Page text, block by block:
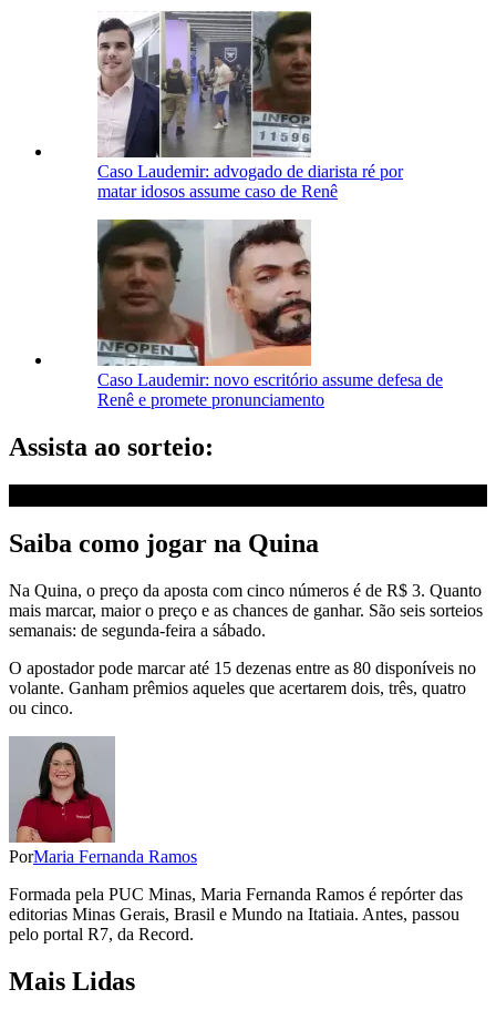
Caso Laudemir: advogado de diarista ré por
matar idosos assume caso de Renê
Caso Laudemir: novo escritório assume defesa de
Renê e promete pronunciamento
Assista ao sorteio:
Saiba como jogar na Quina
Na Quina, o preço da aposta com cinco números é de R$ 3. Quanto
mais marcar, maior o preço e as chances de ganhar. São seis sorteios
semanais: de segunda-feira a sábado.
O apostador pode marcar até 15 dezenas entre as 80 disponíveis no
volante. Ganham prêmios aqueles que acertarem dois, três, quatro
ou cinco.
PorMaria Fernanda Ramos
Formada pela PUC Minas, Maria Fernanda Ramos é repórter das
editorias Minas Gerais, Brasil e Mundo na Itatiaia. Antes, passou
pelo portal R7, da Record.
Mais Lidas